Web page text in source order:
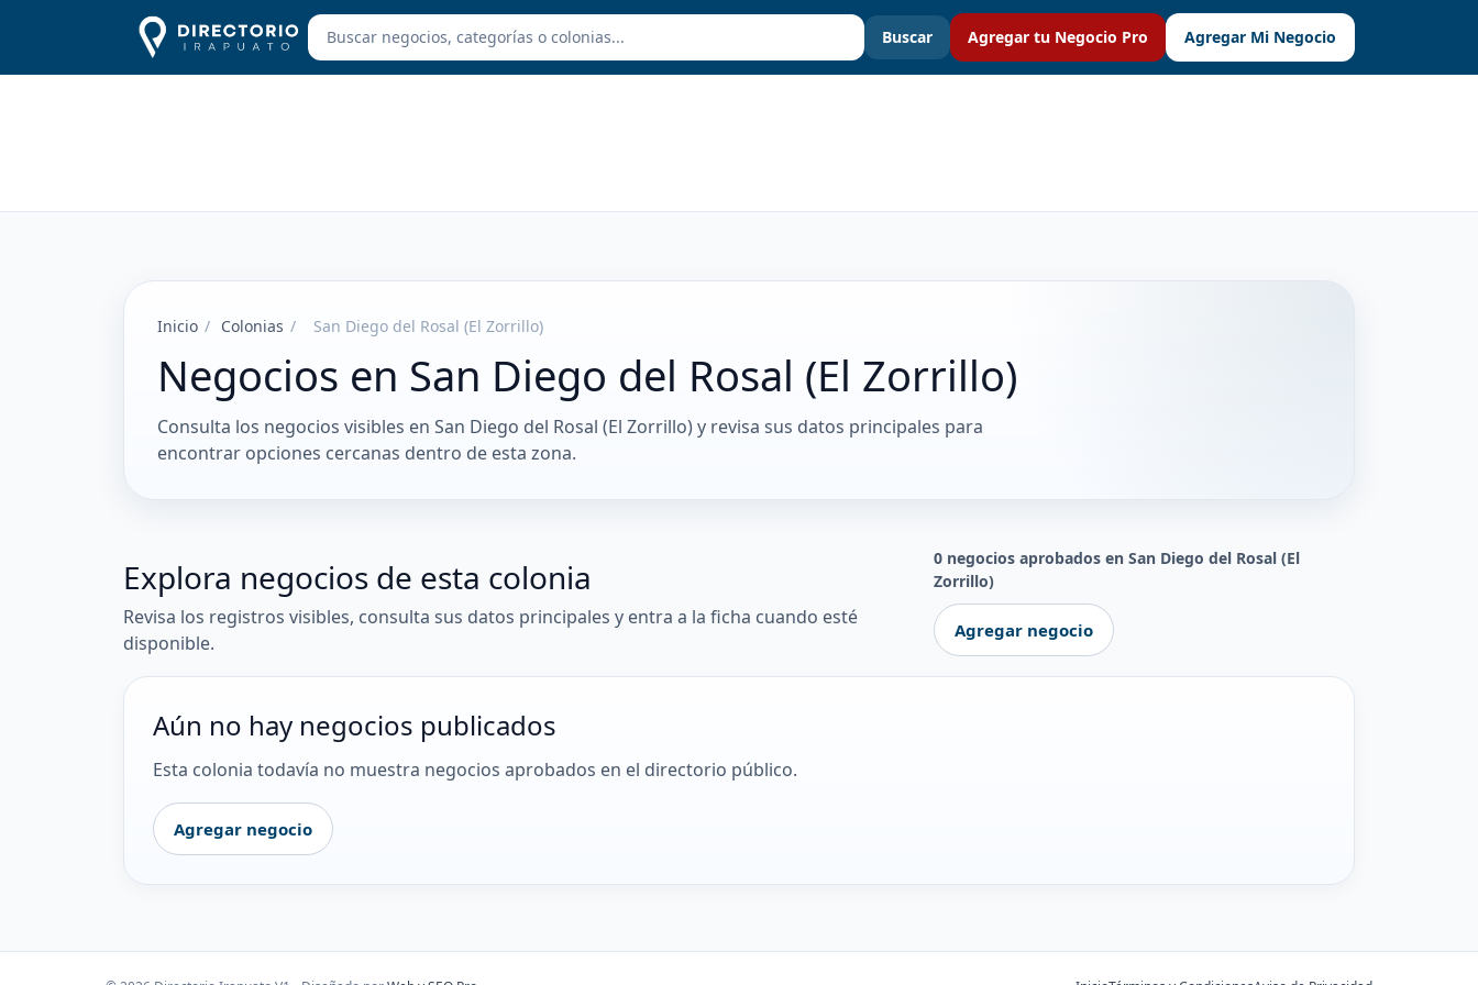
Buscar Agregar tu Negocio Pro Agregar Mi Negocio
Inicio / Colonias / San Diego del Rosal (El Zorrillo)
Negocios en San Diego del Rosal (El Zorrillo)
Consulta los negocios visibles en San Diego del Rosal (El Zorrillo) y revisa sus datos principales para
encontrar opciones cercanas dentro de esta zona.
Explora negocios de esta colonia
Revisa los registros visibles, consulta sus datos principales y entra a la ficha cuando esté
disponible.
0 negocios aprobados en San Diego del Rosal (El
Zorrillo)
Agregar negocio
Aún no hay negocios publicados
Esta colonia todavía no muestra negocios aprobados en el directorio público.
Agregar negocio